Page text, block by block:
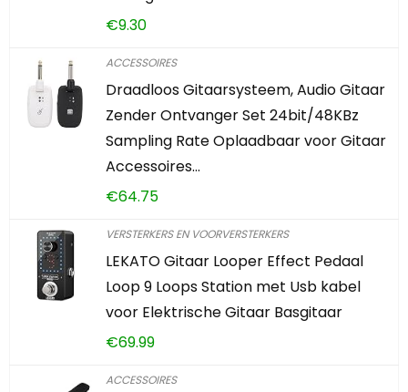
€9.30
ACCESSOIRES
Draadloos Gitaarsysteem, Audio Gitaar
Zender Ontvanger Set 24bit/48KBz
Sampling Rate Oplaadbaar voor Gitaar
Accessoires…
€64.75
VERSTERKERS EN VOORVERSTERKERS
LEKATO Gitaar Looper Effect Pedaal
Loop 9 Loops Station met Usb kabel
voor Elektrische Gitaar Basgitaar
€69.99
ACCESSOIRES